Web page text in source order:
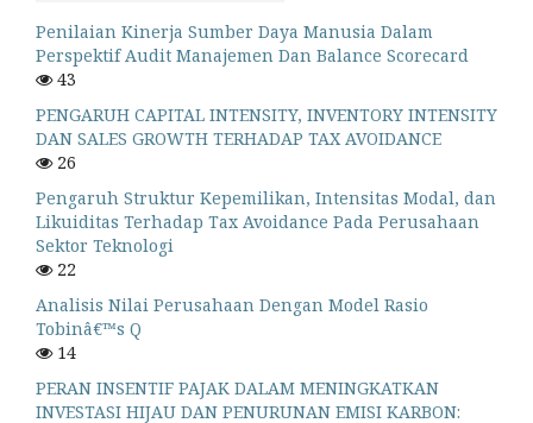
Penilaian Kinerja Sumber Daya Manusia Dalam
Perspektif Audit Manajemen Dan Balance Scorecard
43
PENGARUH CAPITAL INTENSITY, INVENTORY INTENSITY
DAN SALES GROWTH TERHADAP TAX AVOIDANCE
26
Pengaruh Struktur Kepemilikan, Intensitas Modal, dan
Likuiditas Terhadap Tax Avoidance Pada Perusahaan
Sektor Teknologi
22
Analisis Nilai Perusahaan Dengan Model Rasio
Tobinâ€™s Q
14
PERAN INSENTIF PAJAK DALAM MENINGKATKAN
INVESTASI HIJAU DAN PENURUNAN EMISI KARBON: